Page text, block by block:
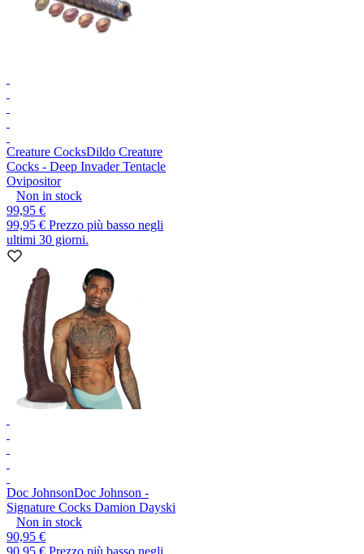
Creature CocksDildo Creature
Cocks - Deep Invader Tentacle
Ovipositor
Non in stock
99,95 €
99,95 € Prezzo più basso negli
ultimi 30 giorni.
Doc JohnsonDoc Johnson -
Signature Cocks Damion Dayski
Non in stock
90,95 €
90,95 € Prezzo più basso negli